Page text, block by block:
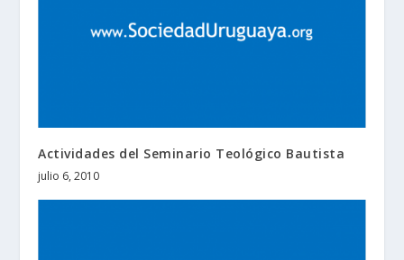
Actividades del Seminario Teológico Bautista
julio 6, 2010